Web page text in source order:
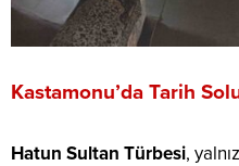
Kastamonu’da Tarih
Hatun Sultan Türbesi,